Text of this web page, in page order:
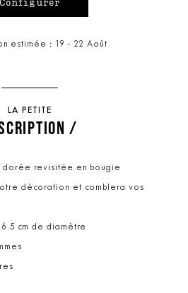
estimée : 19 - 22 Août
LA PETITE
/
revisitée en bougie
décoration et comblera vos
6.5 cm de diamètre